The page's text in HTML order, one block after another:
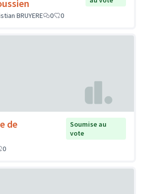
BRUYERE
0 0
de
Soumise au
vote
0